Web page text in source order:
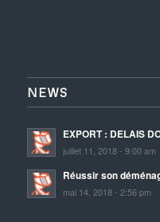
NEWS
EXPORT : DELAIS
juillet 11, 2018 - 9:00 am
Réussir son
mai 14, 2018 - 2:56 pm